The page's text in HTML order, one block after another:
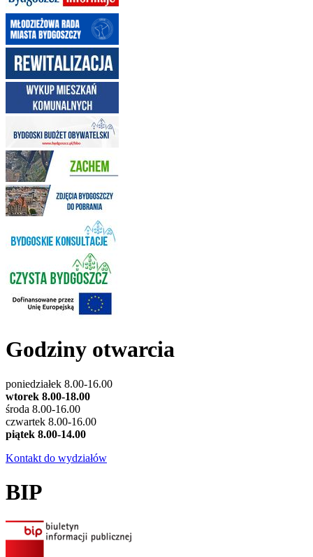
Godziny otwarcia
poniedziałek 8.00-16.00
wtorek 8.00-18.00
środa 8.00-16.00
czwartek 8.00-16.00
piątek 8.00-14.00
Kontakt do wydziałów
BIP